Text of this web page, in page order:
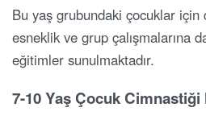
Bu yaş grubundaki çocuklar için
esneklik ve grup çalışmalarına
eğitimler sunulmaktadır.
7-10 Yaş Çocuk